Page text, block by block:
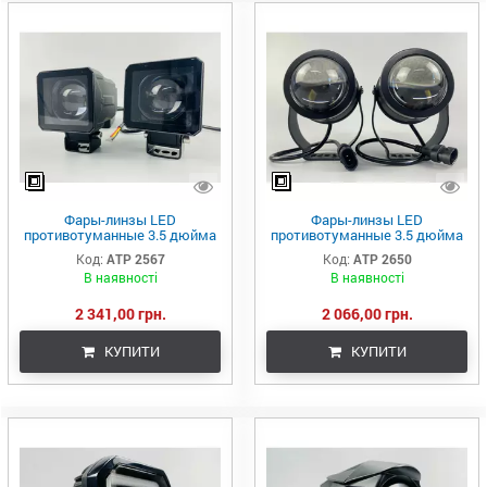
Фары-линзы LED
противотуманные 3.5 дюйма
(90мм х 90мм), 45W, IP68, 9V-
36V, 3400LM (комплект 2 шт)
Код: ATP 2567
В наявності
2 341,00 грн.
КУПИТИ
Фары-линзы LED
противотуманные 3.5 дюйма
(90мм х 90мм), 45W, IP67, 12V,
3400LM (комплект 2 шт)
Код: ATP 2650
В наявності
2 066,00 грн.
КУПИТИ